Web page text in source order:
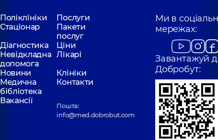
Поліклініки
Послуги
Стаціонар
Пакети
послуг
Діагностика
Ціни
Невідкладна
допомога
Лікарі
Новини
Клініки
Медична
бібліотека
Контакти
Вакансії
Пошта:
info@med.dobrobut.com
Ми в
мережах:
Завантажуй
Добробут: